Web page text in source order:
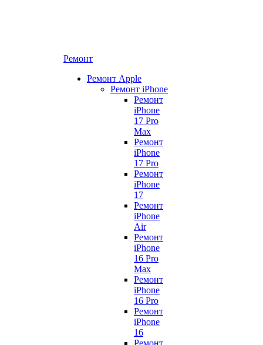
Ремонт
Ремонт Apple
Ремонт iPhone
Ремонт
iPhone
17 Pro
Max
Ремонт
iPhone
17 Pro
Ремонт
iPhone
17
Ремонт
iPhone
Air
Ремонт
iPhone
16 Pro
Max
Ремонт
iPhone
16 Pro
Ремонт
iPhone
16
Ремонт